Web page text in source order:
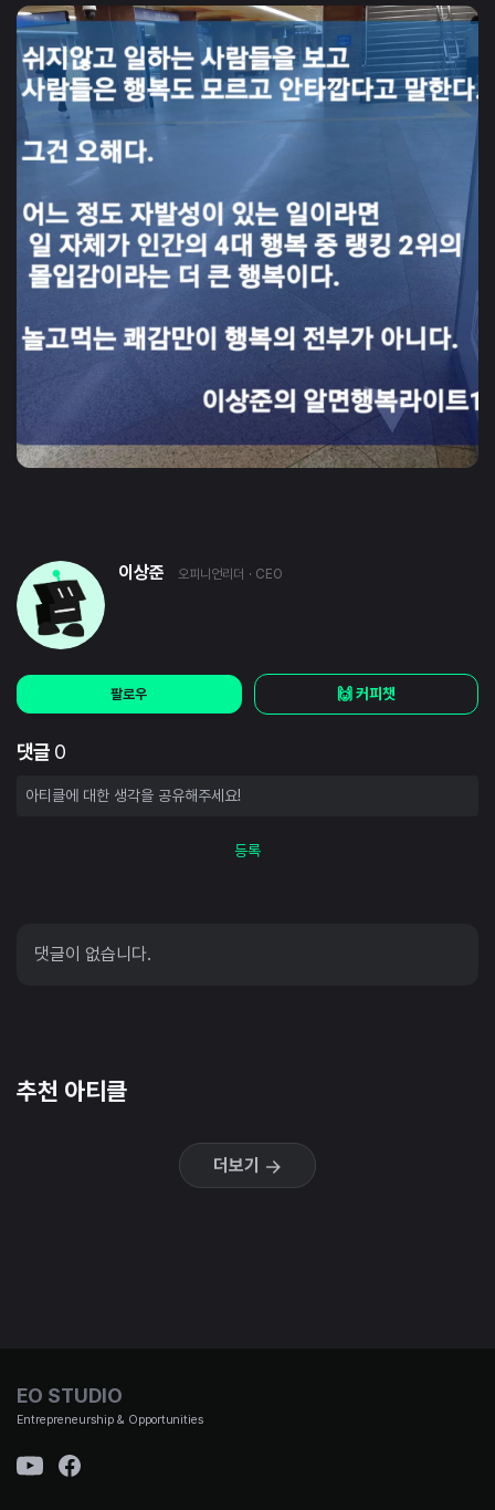
이상준 오피니언리더 · CEO
팔로우 🙌 커피챗
댓글 0
등록
댓글이 없습니다.
추천 아티클
더보기
EO STUDIO
Entrepreneurship & Opportunities